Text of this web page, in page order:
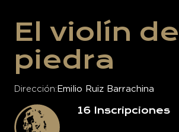
El violín de
piedra
Dirección Emilio Ruiz Barrachina
16 Inscripciones